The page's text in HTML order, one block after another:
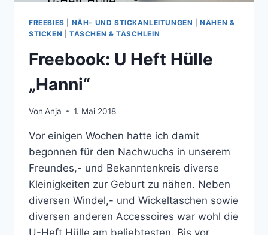
FREEBIES NÄH- UND STICKANLEITUNGEN |NÄHEN &
STICKEN
TASCHEN & TÄSCHLEIN
Freebook: U Heft Hülle
„Hanni“
Von Anja 1. Mai 2018
Vor einigen Wochen hatte ich damit
begonnen für den Nachwuchs in unserem
Freundes,- und Bekanntenkreis diverse
Kleinigkeiten zur Geburt zu nähen. Neben
diversen Windel,- und Wickeltaschen sowie
diversen anderen Accessoires war wohl die
U-Heft Hülle am beliebtesten. Bis vor